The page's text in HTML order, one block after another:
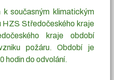
současným klimatickým
HZS Středočeského kraje
kraje období
požáru. Období je
hodin do odvolání.